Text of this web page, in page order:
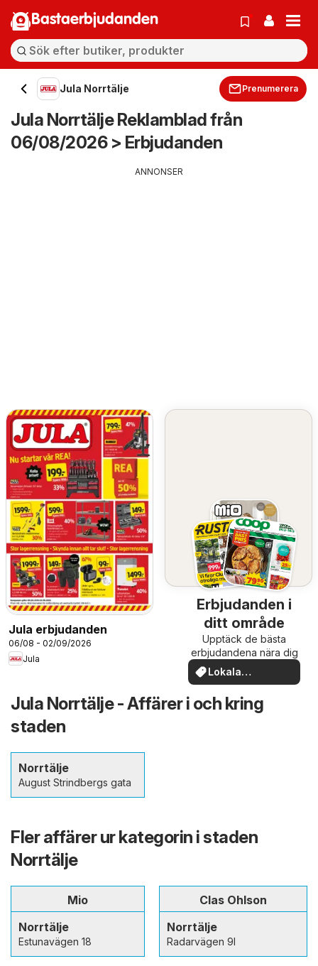
Bastaerbjudanden
Jula Norrtälje Prenumerera
Jula Norrtälje Reklamblad från
06/08/2026 > Erbjudanden
ANNONSER
Jula erbjudanden
06/08 - 02/09/2026
Jula
Erbjudanden i
ditt område
Upptäck de bästa
erbjudandena nära dig
Lokala
erbjudanden
Jula Norrtälje - Affärer i och kring
staden
Norrtälje
August Strindbergs gata
Fler affärer ur kategorin i staden
Norrtälje
Mio
Norrtälje
Estunavägen 18
Clas Ohlson
Norrtälje
Radarvägen 9I